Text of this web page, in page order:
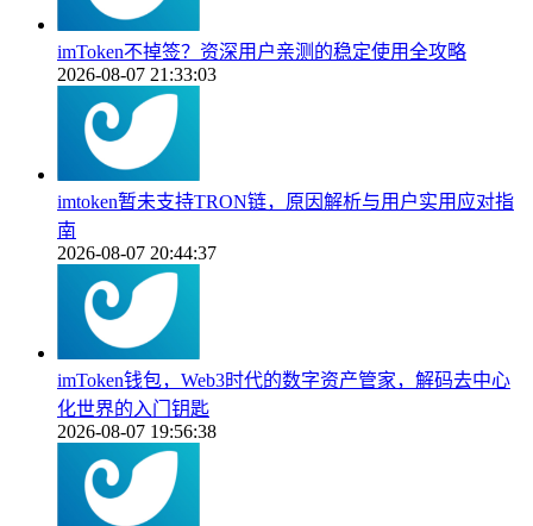
imToken不掉签？资深用户亲测的稳定使用全攻略
2026-08-07 21:33:03
imtoken暂未支持TRON链，原因解析与用户实用应对指
南
2026-08-07 20:44:37
imToken钱包，Web3时代的数字资产管家，解码去中心
化世界的入门钥匙
2026-08-07 19:56:38